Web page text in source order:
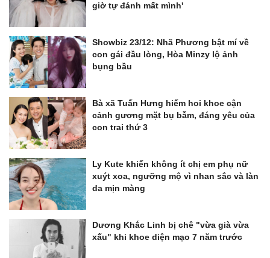
giờ tự đánh mất mình'
Showbiz 23/12: Nhã Phương bật mí về
con gái đầu lòng, Hòa Minzy lộ ảnh
bụng bầu
Bà xã Tuấn Hưng hiếm hoi khoe cận
cảnh gương mặt bụ bẫm, đáng yêu của
con trai thứ 3
Ly Kute khiến không ít chị em phụ nữ
xuýt xoa, ngưỡng mộ vì nhan sắc và làn
da mịn màng
Dương Khắc Linh bị chê "vừa già vừa
xấu" khi khoe diện mạo 7 năm trước